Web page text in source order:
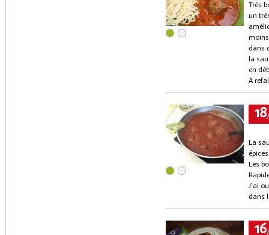
Très
un
dans
la
en
A
18
La
Les
J'ai
dans
16